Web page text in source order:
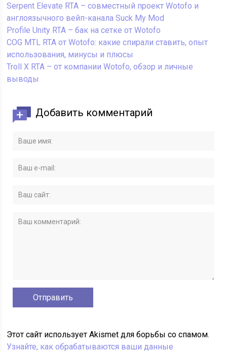
Serpent Elevate RTA – совместный проект Wotofo и
англоязычного вейп-канала Suck My Mod
Profile Unity RTA – бак на сетке от Wotofo
COG MTL RTA от Wotofo: какие спирали ставить, опыт
использования, минусы и плюсы
Troll X RTA – от компании Wotofo, обзор и личные
выводы
Добавить комментарий
Этот сайт использует Akismet для борьбы со спамом.
Узнайте, как обрабатываются ваши данные